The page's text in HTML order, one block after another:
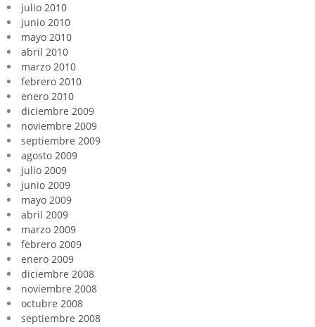
julio 2010
junio 2010
mayo 2010
abril 2010
marzo 2010
febrero 2010
enero 2010
diciembre 2009
noviembre 2009
septiembre 2009
agosto 2009
julio 2009
junio 2009
mayo 2009
abril 2009
marzo 2009
febrero 2009
enero 2009
diciembre 2008
noviembre 2008
octubre 2008
septiembre 2008